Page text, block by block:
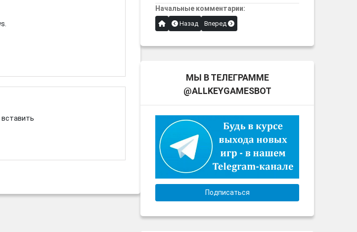
Начальные комментарии:
Назад Вперед
МЫ В ТЕЛЕГРАММЕ
@ALLKEYGAMESBOT
Подписаться